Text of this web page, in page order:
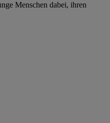
Menschen dabei, ihren